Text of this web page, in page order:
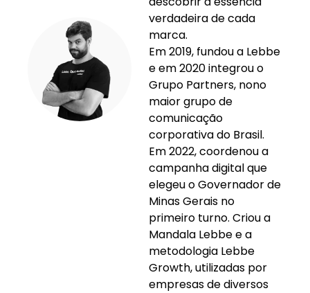
verdadeira de cada
marca.
Em 2019, fundou a Lebbe
e em 2020 integrou o
Grupo Partners, nono
maior grupo de
comunicação
corporativa do Brasil.
Em 2022, coordenou a
campanha digital que
elegeu o Governador de
Minas Gerais no
primeiro turno. Criou a
Mandala Lebbe e a
metodologia Lebbe
Growth, utilizadas por
empresas de diversos